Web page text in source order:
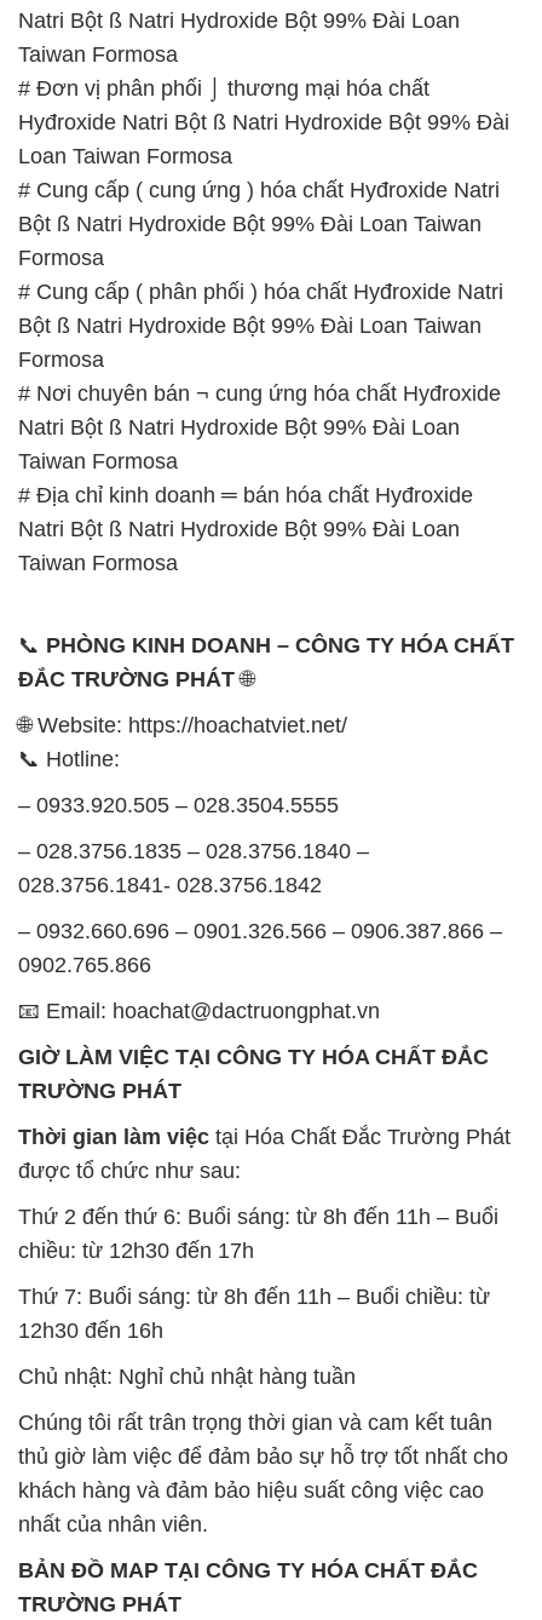
Natri Bột ß Natri Hydroxide Bột 99% Đài Loan
Taiwan Formosa
# Đơn vị phân phối ⌡ thương mại hóa chất
Hyđroxide Natri Bột ß Natri Hydroxide Bột 99% Đài
Loan Taiwan Formosa
# Cung cấp ( cung ứng ) hóa chất Hyđroxide Natri
Bột ß Natri Hydroxide Bột 99% Đài Loan Taiwan
Formosa
# Cung cấp ( phân phối ) hóa chất Hyđroxide Natri
Bột ß Natri Hydroxide Bột 99% Đài Loan Taiwan
Formosa
# Nơi chuyên bán ¬ cung ứng hóa chất Hyđroxide
Natri Bột ß Natri Hydroxide Bột 99% Đài Loan
Taiwan Formosa
# Địa chỉ kinh doanh ═ bán hóa chất Hyđroxide
Natri Bột ß Natri Hydroxide Bột 99% Đài Loan
Taiwan Formosa
📞 PHÒNG KINH DOANH – CÔNG TY HÓA CHẤT
ĐẮC TRƯỜNG PHÁT🌐
🌐 Website: https://hoachatviet.net/
📞 Hotline:
– 0933.920.505 – 028.3504.5555
– 028.3756.1835 – 028.3756.1840 –
028.3756.1841- 028.3756.1842
– 0932.660.696 – 0901.326.566 – 0906.387.866 –
0902.765.866
📧 Email: hoachat@dactruongphat.vn
GIỜ LÀM VIỆC TẠI CÔNG TY HÓA CHẤT ĐẮC
TRƯỜNG PHÁT
Thời gian làm việc tại Hóa Chất Đắc Trường Phát
được tổ chức như sau:
Thứ 2 đến thứ 6: Buổi sáng: từ 8h đến 11h – Buổi
chiều: từ 12h30 đến 17h
Thứ 7: Buổi sáng: từ 8h đến 11h – Buổi chiều: từ
12h30 đến 16h
Chủ nhật: Nghỉ chủ nhật hàng tuần
Chúng tôi rất trân trọng thời gian và cam kết tuân
thủ giờ làm việc để đảm bảo sự hỗ trợ tốt nhất cho
khách hàng và đảm bảo hiệu suất công việc cao
nhất của nhân viên.
BẢN ĐỒ MAP TẠI CÔNG TY HÓA CHẤT ĐẮC
TRƯỜNG PHÁT